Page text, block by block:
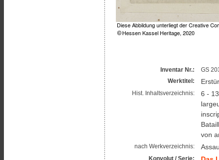
Inventar Nr.:
GS
Werktitel:
Hist. Inhaltsverzeichnis:
6 -
von
nach Werkverzeichnis:
Konvolut / Serie: